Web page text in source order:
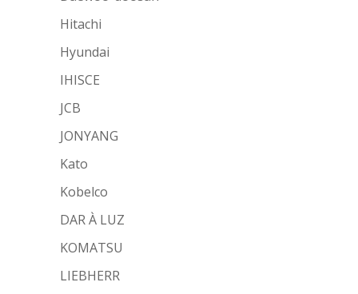
Hitachi
Hyundai
IHISCE
JCB
JONYANG
Kato
Kobelco
DAR À LUZ
KOMATSU
LIEBHERR